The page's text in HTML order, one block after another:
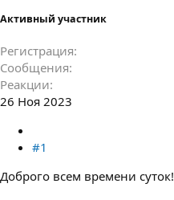
Активный участник
Регистрация
Сообщения
Реакции
26 Ноя 2023
#1
Доброго всем времени суток!